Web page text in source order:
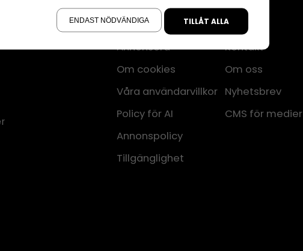
Annonsera
Om cookies
Våra användarvillkor
Policy för AI
Annonspolicy
Tillgänglighet
Kontakt
Om oss
Nyhetsbrev
CMS för medier
ENDAST NÖDVÄNDIGA TILLÅT ALLA